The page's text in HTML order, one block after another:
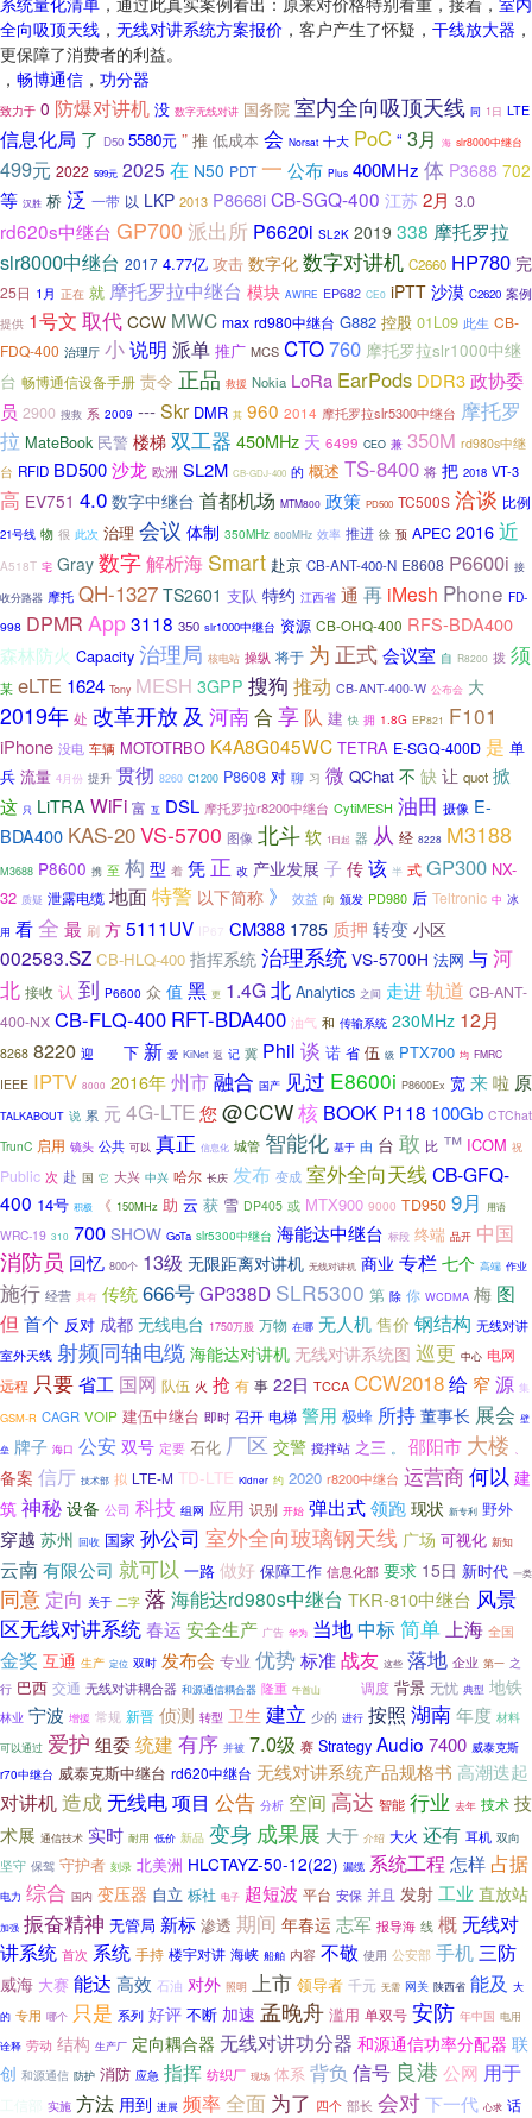
全向吸顶天线 ， 无线对讲系统方案报价 ，客户产生了怀疑， 干线放大器 ，
更保障了消费者的利益。
， 畅博通信 ， 功分器
致力于 0 防爆对讲机 没 数字无线对讲 国务院 室内全向吸顶天线 同 1日 LTE
信息化局 了 D50 5580元 ” 推 低成本 会 Norsat 十大 PoC “ 3月 海 slr8000中继台
499元 2022 599元 2025 在 N50 PDT 一 公布 Plus 400MHz 体 P3688 702
等 汉胜 桥 泛 一带 以 LKP 2013 P8668iCB-SGQ-400 江苏 2月 3.0
rd620s中继台 GP700 派出所 P6620i SL2K 2019 338 摩托罗拉
slr8000中继台 2017 4.77亿 攻击 数字化数字对讲机 C2660 HP780 完
25日 1月 正在 就 摩托罗拉中继台 模块 AWIRE EP682 CE0 iPTT 沙漠 C2620 案例
提供 1号文 取代 CCW MWC max rd980中继台 G882 控股 01L09 此生 CB-
FDQ-400 治理厅 小说明 派单 推广 MCS CTO760 摩托罗拉slr1000中继
台 畅博通信设备手册 责令 正品 救援 Nokia LoRa EarPods DDR3政协委
员 2900 搜救 系 2009 ---Skr DMR 其 960 2014 摩托罗拉slr5300中继台 摩托罗
拉 MateBook 民警 楼梯 双工器 450MHz 天 6499 CEO 兼 350M rd980s中继
台 RFID BD500沙龙 欧洲 SL2M CB-GDJ-400 的 概述 TS-8400 将 把 2018 VT-3
高 EV751 4.0 数字中继台 首都机场 MTM800 政策 PD500 TC500S 洽谈 比例
21号线 物 很 此次 治理 会议 体制 350MHz 800MHz 效率 推进 徐 预 APEC 2016近
A518T 宅 Gray 数字解析海 Smart 赴京 CB-ANT-400-N E8608 P6600i 接
收分路器 摩托 QH-1327 TS2601 支队 特约 江西省 通 再 iMesh Phone FD-
998 DPMR App3118 350 slr1000中继台 资源 CB-OHQ-400 RFS-BDA400
森林防火 Capacity 治理局 核电站 操纵 将于 为 正式会议室 自 R8200 拨 须
某 eLTE 1624 Tony MESH 3GPP 搜狗 推动 CB-ANT-400-W 公布会 大
2019年 处 改革开放 及 河南合 享 队 建 快 拥 1.8G EP821 F101
iPhone 没电 车辆 MOTOTRBO K4A8G045WC TETRA E-SGQ-400D 是 单
兵 流量 4月份 提升 贯彻 8260 C1200 P8608 对 聊 习 微 QChat 不 缺 让 quot 掀
这 只 LiTRA WiFi 富 互 DSL 摩托罗拉r8200中继台 CytiMESH 油田 摄像 E-
BDA400 KAS-20VS-5700 图像 北斗 软 1日起 器 从 经 8228 M3188
M3688 P8600 携 至 构 型 着 凭 正 改 产业发展 子 传 该 半 式 GP300 NX-
32 质疑 泄露电缆 地面特警 以下简称 》 效益 向 颁发 PD980 后 Teltronic 中 冰
用 看全 最 刷 方 5111UV IP67 CM388 1785 质押 转变 小区
002583.SZ CB-HLQ-400 指挥系统 治理系统 VS-5700H 法网 与河
北 接收 认 到 P6600 众 值 黑 更 1.4G北 Analytics 之间 走进轨道 CB-ANT-
400-NX CB-FLQ-400 RFT-BDA400 油气 和 传输系统 230MHz 12月
8268 8220 迎 下 新 爱 KiNet 返 记 冀 Phil 谈 诺 省 伍 级 PTX700 均 FMRC
IEEE IPTV 8000 2016年州市融合 国产 见过 E8600i P8600Ex 宽 来 啦 原
TALKABOUT 说 累 元 4G-LTE您 @CCW核 BOOK P118 100Gb CTChat
TrunC 启用 镜头 公共 可以 真正 信息化 城管 智能化 基于 由 台 敢 比 ™ ICOM 祝
Public 次 赴 国 它 大兴 中兴 哈尔 长庆 发布 变成 室外全向天线CB-GFQ-
400 14号 积极 《 150MHz 助 云 获 雪 DP405 或 MTX900 9000 TD950 9月 用语
WRC-19 310 700 SHOW GoTa slr5300中继台 海能达中继台 标段 终端 品开 中国
消防员 回忆 800个 13级 无限距离对讲机 无线对讲机 商业 专栏 七个 高端 作业
施行 经营 具有 传统666号GP338D SLR5300 第 除 你 WCDMA 梅 图
但 首个 反对 成都 无线电台 1750万股 万物 在哪 无人机 售价 钢结构 无线对讲
室外天线 射频同轴电缆 海能达对讲机 无线对讲系统图 巡更 中心 电网
远程 只要省工 国网 队伍 火 抢 有 事 22日 TCCA CCW2018给 窄源 集
GSM-R CAGR VOIP 建伍中继台 即时 召开 电梯 警用 极蜂 所持 董事长 展会 壁
垒 牌子 海口 公安 双号 定要 石化 厂区 交警 搅拌站 之三 邵阳市 大楼 、
备案 信厅 技术部 拟 LTE-M TD-LTE Kidner 约 2020 r8200中继台 运营商 何以 建
筑 神秘 设备 公司 科技 组网 应用 识别 开始 弹出式领跑 现状 新专利 野外
穿越 苏州 回收 国家 孙公司 室外全向玻璃钢天线 广场 可视化 新知
云南有限公司 就可以 一路 做好 保障工作 信息化部 要求 15日 新时代 一类
同意 定向 关于 二字 落 海能达rd980s中继台 TKR-810中继台 风景
区无线对讲系统春运 安全生产 广告 华为 当地中标简单上海 全国
金奖 互通 生产 定位 双时 发布会 专业 优势标准战友 这些 落地 企业 第一 之
行 巴西 交通 无线对讲耦合器 和源通信耦合器 隆重 牛首山 调度 背景 无忧 典型 地铁
林业 宁波 增援 常规 新晋 侦测 转型 卫生 建立 少的 进行 按照 湖南年度 材料
可以通过 爱护 组委统建 有序 并被 7.0级 赛 Strategy Audio 7400 威泰克斯
r70中继台 威泰克斯中继台 rd620中继台 无线对讲系统产品规格书 高潮迭起
对讲机造成无线电项目 公告 分析 空间 高达 智能 行业 去年 技术 技
术展 通信技术 实时 耐用 低价 新品 变身 成果展 大于 介绍 大火 还有 耳机 双向
坚守 保驾 守护者 刻录 北美洲 HLCTAYZ-50-12(22) 漏缆 系统工程 怎样 占据
电力 综合 国内 变压器 自立 栎社 电子 超短波 平台 安保 并且 发射 工业 直放站
加强 振奋精神 无管局 新标 渗透 期间 年春运 志军 报导海 线 概无线对
讲系统 首次 系统 手持 楼宇对讲 海峡 船舶 内容 不敬 使用 公安部 手机三防
威海 大赛 能达 高效 石油 对外 照明 上市 领导者 千元 无需 网关 陕西省 能及 大
的 专用 哪个 只是 系列 好评 不断 加速 孟晚舟 滥用 单双号 安防 年中国 电用
诠释 劳动 结构 生产厂 定向耦合器 无线对讲功分器 和源通信功率分配器 联
创 和源通信 防护 消防 应急 指挥 纺织厂 现场 体系 背负 信号 良港 公网 用于
实施 方法 用到 进展 频率全面 为了 四个 部长 会对下一代 心求 话